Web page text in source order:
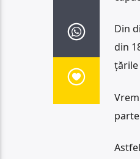
Din
din
țările